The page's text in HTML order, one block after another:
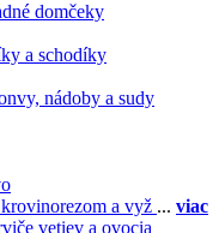
domčeky
a schodíky
nádoby a sudy
a vyž ... viac
vetiev a ovocia